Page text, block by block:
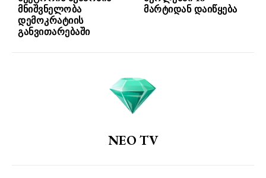
მნიშვნელობა
დემოკრატიის
განვითარებაში
მარტიდან დაიწყება
NEO TV